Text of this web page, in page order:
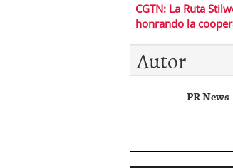
CGTN: La Ruta
honrando la
Autor
PR News